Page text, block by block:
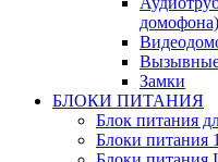
домофона)
Замки
БЛОКИ ПИТАНИЯ
Блок питания
Блоки питания